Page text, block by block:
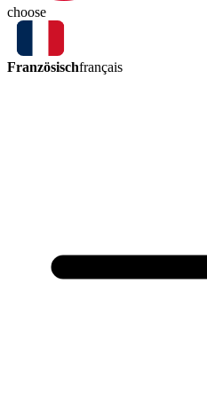
choose
Französischfrançais